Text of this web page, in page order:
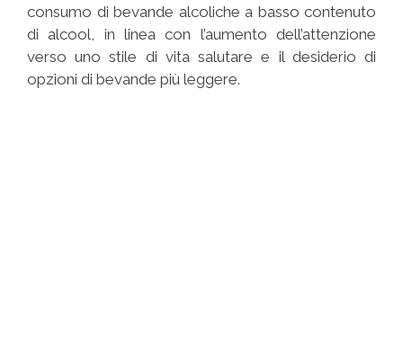
consumo di bevande alcoliche a basso contenuto
di alcool, in linea con l’aumento dell’attenzione
verso uno stile di vita salutare e il desiderio di
opzioni di bevande più leggere.